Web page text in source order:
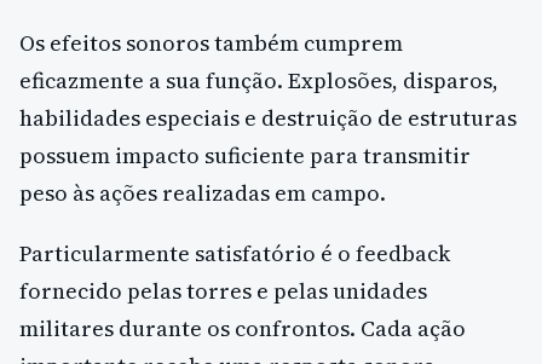
Os efeitos sonoros também cumprem
eficazmente a sua função. Explosões, disparos,
habilidades especiais e destruição de estruturas
possuem impacto suficiente para transmitir
peso às ações realizadas em campo.
Particularmente satisfatório é o feedback
fornecido pelas torres e pelas unidades
militares durante os confrontos. Cada ação